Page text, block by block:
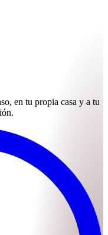
en tu propia casa y a tu